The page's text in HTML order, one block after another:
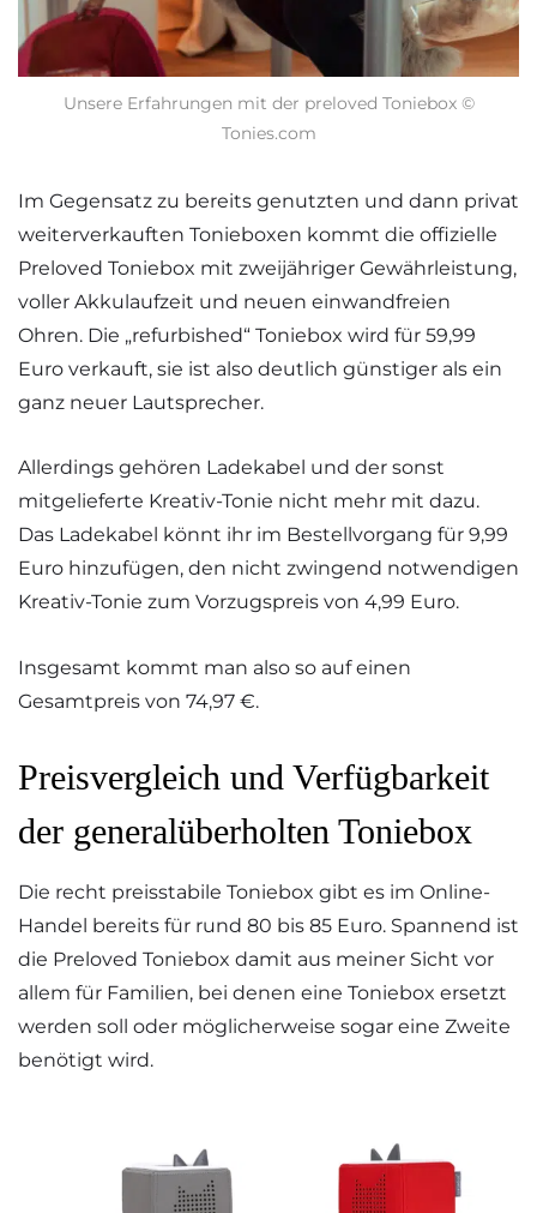
Unsere Erfahrungen mit der preloved Toniebox ©
Tonies.com
Im Gegensatz zu bereits genutzten und dann privat
weiterverkauften Tonieboxen kommt die offizielle
Preloved Toniebox mit zweijähriger Gewährleistung,
voller Akkulaufzeit und neuen einwandfreien
Ohren. Die „refurbished“ Toniebox wird für 59,99
Euro verkauft, sie ist also deutlich günstiger als ein
ganz neuer Lautsprecher.
Allerdings gehören Ladekabel und der sonst
mitgelieferte Kreativ-Tonie nicht mehr mit dazu.
Das Ladekabel könnt ihr im Bestellvorgang für 9,99
Euro hinzufügen, den nicht zwingend notwendigen
Kreativ-Tonie zum Vorzugspreis von 4,99 Euro.
Insgesamt kommt man also so auf einen
Gesamtpreis von 74,97 €.
Preisvergleich und Verfügbarkeit
der generalüberholten Toniebox
Die recht preisstabile Toniebox gibt es im Online-
Handel bereits für rund 80 bis 85 Euro. Spannend ist
die Preloved Toniebox damit aus meiner Sicht vor
allem für Familien, bei denen eine Toniebox ersetzt
werden soll oder möglicherweise sogar eine Zweite
benötigt wird.